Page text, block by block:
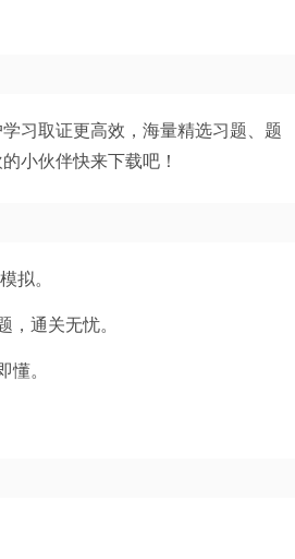
习取证更高效，海量精选习题、题
小伙伴快来下载吧！
拟。
，通关无忧。
懂。